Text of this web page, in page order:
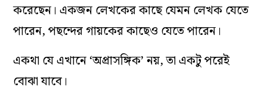
করেছেন। একজন লেখকের কাছে যেমন লেখক যেতে
পারেন, পছন্দের গায়কের কাছেও যেতে পারেন।
একথা যে এখানে ‘অপ্রাসঙ্গিক’ নয়, তা একটু পরেই
বোঝা যাবে।